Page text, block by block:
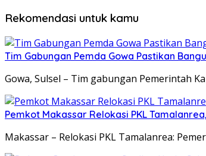
Rekomendasi untuk kamu
Tim Gabungan Pemda Gowa Pastikan
Gowa, Sulsel – Tim gabungan Pemerintah
Pemkot Makassar Relokasi PKL
Makassar – Relokasi PKL Tamalanrea: